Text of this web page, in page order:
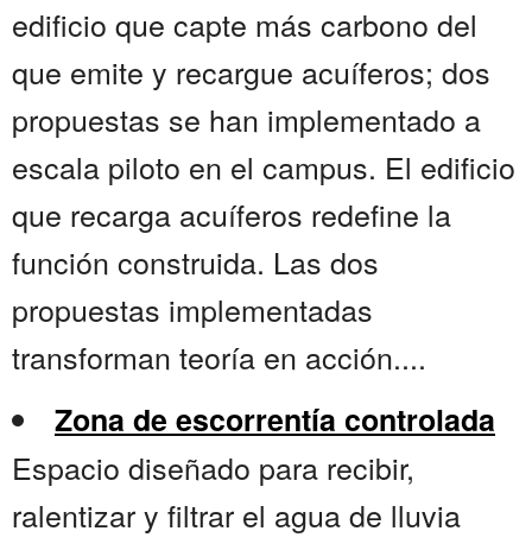
edificio que capte más carbono del
que emite y recargue acuíferos; dos
propuestas se han implementado a
escala piloto en el campus. El edificio
que recarga acuíferos redefine la
función construida. Las dos
propuestas implementadas
transforman teoría en acción....
Zona de escorrentía controlada
Espacio diseñado para recibir,
ralentizar y filtrar el agua de lluvia